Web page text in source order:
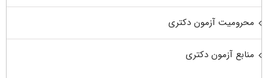
محرومیت آزمون دکتری
منابع آزمون دکتری